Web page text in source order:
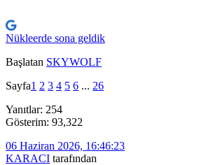
Nükleerde sona geldik
Başlatan SKYWOLF
Sayfa1 2 3 4 5 6 ... 26
Yanıtlar: 254
Gösterim: 93,322
06 Haziran 2026, 16:46:23
KARACI tarafından